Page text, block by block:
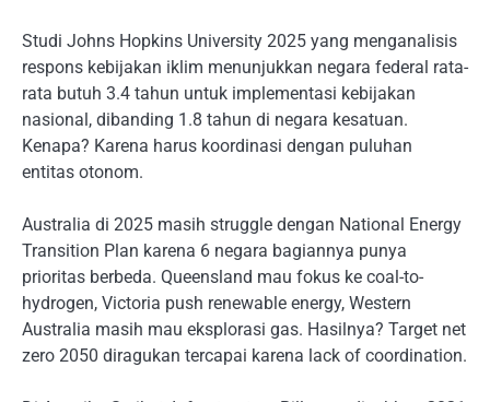
Studi Johns Hopkins University 2025 yang menganalisis
respons kebijakan iklim menunjukkan negara federal rata-
rata butuh 3.4 tahun untuk implementasi kebijakan
nasional, dibanding 1.8 tahun di negara kesatuan.
Kenapa? Karena harus koordinasi dengan puluhan
entitas otonom.
Australia di 2025 masih struggle dengan National Energy
Transition Plan karena 6 negara bagiannya punya
prioritas berbeda. Queensland mau fokus ke coal-to-
hydrogen, Victoria push renewable energy, Western
Australia masih mau eksplorasi gas. Hasilnya? Target net
zero 2050 diragukan tercapai karena lack of coordination.